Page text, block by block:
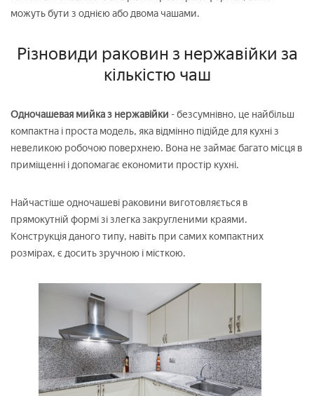
можуть бути з однією або двома чашами.
Різновиди раковин з нержавійки за
кількістю чаш
Одночашевая мийка з нержавійки - безсумнівно, це найбільш
компактна і проста модель, яка відмінно підійде для кухні з
невеликою робочою поверхнею. Вона не займає багато місця в
приміщенні і допомагає економити простір кухні.
Найчастіше одночашеві раковини виготовляється в
прямокутній формі зі злегка закругленими краями.
Конструкція даного типу, навіть при самих компактних
розмірах, є досить зручною і місткою.